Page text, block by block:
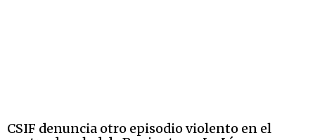
CSIF denuncia otro episodio violento en el